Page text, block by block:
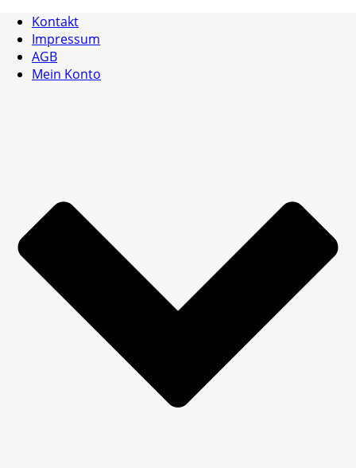
Kontakt
Impressum
AGB
Mein Konto